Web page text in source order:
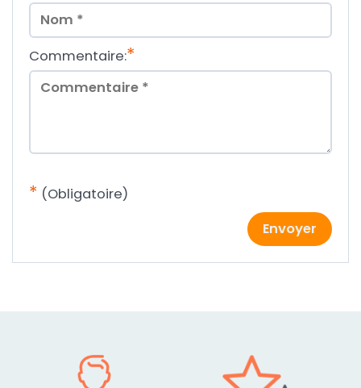
Commentaire:*
* (Obligatoire)
Envoyer